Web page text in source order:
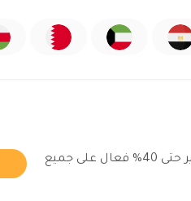
قسيمة خصم كومبينز اير حتى 40% فعال على جميع